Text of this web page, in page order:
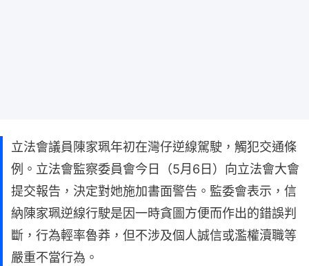
立法會議員陳家珮年初在灣仔逆線駕駛，觸犯交通條
例。立法會監察委員會今日（5月6日）向立法會大會
提交報告，決定對她施加書面警告。監委會表示，信
納陳家珮逆線行駛是因一時貪圖方便而作出的錯誤判
斷，行為輕率魯莽，但不涉及個人誠信或濫權瀆職等
嚴重不當行為。